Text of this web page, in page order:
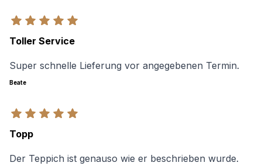
Toller Service
Super schnelle Lieferung vor angegebenen Termin.
Beate
Topp
Der Teppich ist genauso wie er beschrieben wurde.